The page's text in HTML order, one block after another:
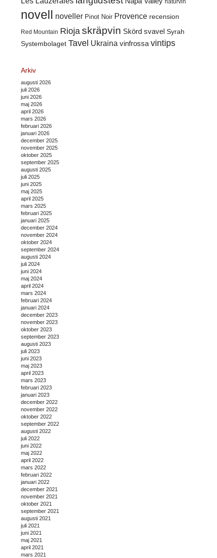
naturvin
novell noveller Pinot Noir Provence recension
Red Mountain Rioja skräpvin Skörd svavel Syrah
Systembolaget Tavel Ukraina vinfrossa vintips
Arkiv
augusti 2026
juli 2026
juni 2026
maj 2026
april 2026
mars 2026
februari 2026
januari 2026
december 2025
november 2025
oktober 2025
september 2025
augusti 2025
juli 2025
juni 2025
maj 2025
april 2025
mars 2025
februari 2025
januari 2025
december 2024
november 2024
oktober 2024
september 2024
augusti 2024
juli 2024
juni 2024
maj 2024
april 2024
mars 2024
februari 2024
januari 2024
december 2023
november 2023
oktober 2023
september 2023
augusti 2023
juli 2023
juni 2023
maj 2023
april 2023
mars 2023
februari 2023
januari 2023
december 2022
november 2022
oktober 2022
september 2022
augusti 2022
juli 2022
juni 2022
maj 2022
april 2022
mars 2022
februari 2022
januari 2022
december 2021
november 2021
oktober 2021
september 2021
augusti 2021
juli 2021
juni 2021
maj 2021
april 2021
mars 2021